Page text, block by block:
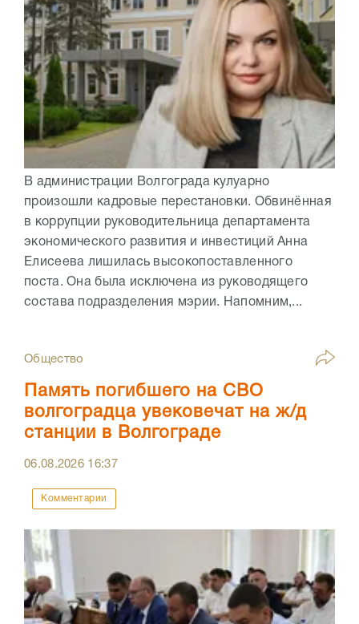
В администрации Волгограда кулуарно
произошли кадровые перестановки. Обвинённая
в коррупции руководительница департамента
экономического развития и инвестиций Анна
Елисеева лишилась высокопоставленного
поста. Она была исключена из руководящего
состава подразделения мэрии. Напомним,...
Общество
Память погибшего на СВО
волгоградца увековечат на ж/д
станции в Волгограде
06.08.2026 16:37
Комментарии